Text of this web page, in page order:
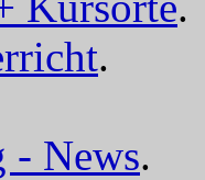
.
- News.